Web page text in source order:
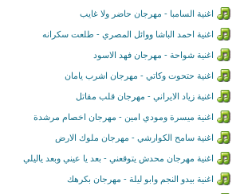
اغنية السامبا - مهرجان حاضر ولا غايب
اغنية احمد الباشا ووائل المصري - طلعت سكرانه
اغنية شواحة - مهرجان فهد الاسود
اغنية حتحوت وكاتي - مهرجان اشرب يامان
اغنية زياد الايراني - مهرجان قلب مقاتل
اغنية ميسرة ومودي امين - مهرجان اخصام مرشدة
اغنية سامح الكوارشي - مهرجان ملوك الارض
اغنية مهرجان محدش يتوقعني - بعد يا عيني وبعد ياليلي
اغنية بيدو النجم وابو ليلة - مهرجان بكرهك